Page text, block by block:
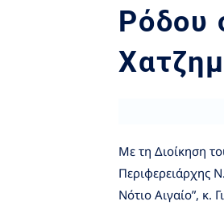
Ρόδου
Με τη Διοίκηση
Περιφερειάρχης
Νότιο Αιγαίο”, κ.